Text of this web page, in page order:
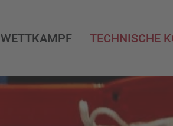
WETTKAMPF TECHNISCHE